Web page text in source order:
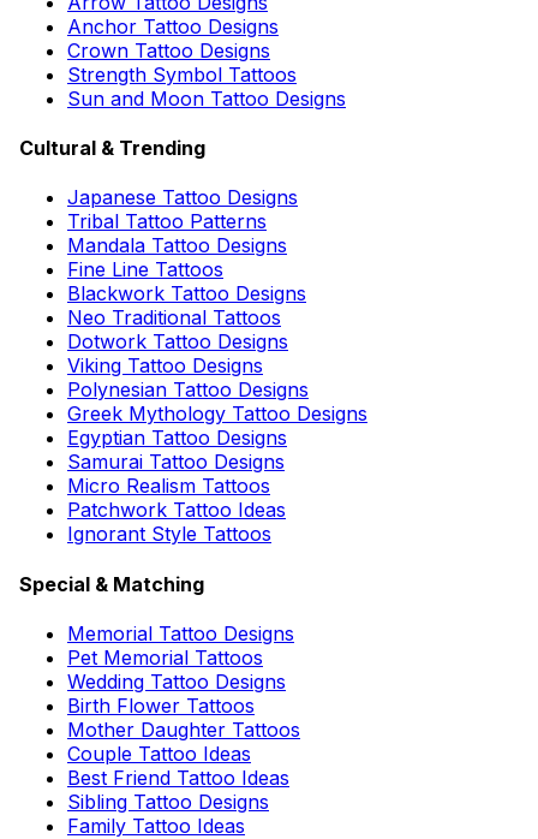
Anchor Tattoo Designs
Crown Tattoo Designs
Strength Symbol Tattoos
Sun and Moon Tattoo Designs
Cultural & Trending
Japanese Tattoo Designs
Tribal Tattoo Patterns
Mandala Tattoo Designs
Fine Line Tattoos
Blackwork Tattoo Designs
Neo Traditional Tattoos
Dotwork Tattoo Designs
Viking Tattoo Designs
Polynesian Tattoo Designs
Greek Mythology Tattoo Designs
Egyptian Tattoo Designs
Samurai Tattoo Designs
Micro Realism Tattoos
Patchwork Tattoo Ideas
Ignorant Style Tattoos
Special & Matching
Memorial Tattoo Designs
Pet Memorial Tattoos
Wedding Tattoo Designs
Birth Flower Tattoos
Mother Daughter Tattoos
Couple Tattoo Ideas
Best Friend Tattoo Ideas
Sibling Tattoo Designs
Family Tattoo Ideas